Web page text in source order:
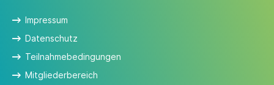
Impressum
Datenschutz
Teilnahmebedingungen
Mitgliederbereich